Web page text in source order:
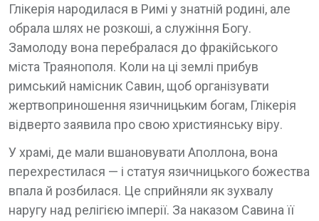
Глікерія народилася в Римі у знатній родині, але
обрала шлях не розкоші, а служіння Богу.
Замолоду вона перебралася до фракійського
міста Траянополя. Коли на ці землі прибув
римський намісник Савин, щоб організувати
жертвоприношення язичницьким богам, Глікерія
відверто заявила про свою християнську віру.
У храмі, де мали вшановувати Аполлона, вона
перехрестилася — і статуя язичницького божества
впала й розбилася. Це сприйняли як зухвалу
наругу над релігією імперії. За наказом Савина її